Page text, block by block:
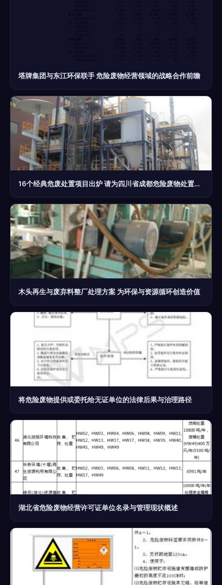
塔牌集团与东江环保联手 危险废物经营领域的战略合作前瞻
16个经典危废处置项目出炉 请为四川省成都危险废物处置中心投出宝贵一票
木头再生与废弃料整厂处理方案 为环保与资源循环创造价值
将危险废物提供或委托给无证单位的法律后果与治理路径
湖北省危险废物经营许可证单位名录与管理现状概述